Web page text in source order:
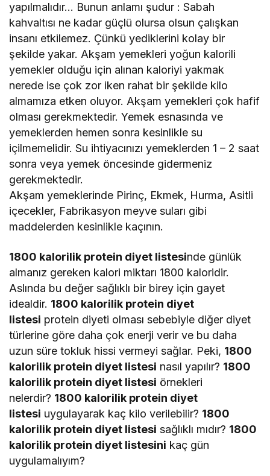
yapılmalıdır… Bunun anlamı şudur : Sabah
kahvaltısı ne kadar güçlü olursa olsun çalışkan
insanı etkilemez. Çünkü yediklerini kolay bir
şekilde yakar. Akşam yemekleri yoğun kalorili
yemekler olduğu için alınan kaloriyi yakmak
nerede ise çok zor iken rahat bir şekilde kilo
almamıza etken oluyor. Akşam yemekleri çok hafif
olması gerekmektedir. Yemek esnasında ve
yemeklerden hemen sonra kesinlikle su
içilmemelidir. Su ihtiyacınızı yemeklerden 1 – 2 saat
sonra veya yemek öncesinde gidermeniz
gerekmektedir.
Akşam yemeklerinde Pirinç, Ekmek, Hurma, Asitli
içecekler, Fabrikasyon meyve suları gibi
maddelerden kesinlikle kaçının.
1800 kalorilik protein diyet listesinde günlük
almanız gereken kalori miktarı 1800 kaloridir.
Aslında bu değer sağlıklı bir birey için gayet
idealdir. 1800 kalorilik protein diyet
listesi protein diyeti olması sebebiyle diğer diyet
türlerine göre daha çok enerji verir ve bu daha
uzun süre tokluk hissi vermeyi sağlar. Peki, 1800
kalorilik protein diyet listesi nasıl yapılır? 1800
kalorilik protein diyet listesi örnekleri
nelerdir? 1800 kalorilik protein diyet
listesi uygulayarak kaç kilo verilebilir? 1800
kalorilik protein diyet listesi sağlıklı mıdır? 1800
kalorilik protein diyet listesini kaç gün
uygulamalıyım?